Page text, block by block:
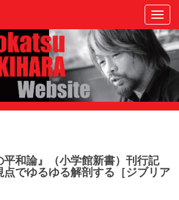
平和論』（小学館新書）刊行記
でゆるゆる解剖する［ジブリア